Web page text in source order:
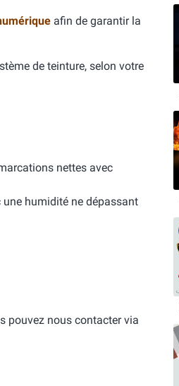
afin de garantir la
de teinture, selon votre
nettes avec
une humidité ne dépassant
pouvez nous contacter via